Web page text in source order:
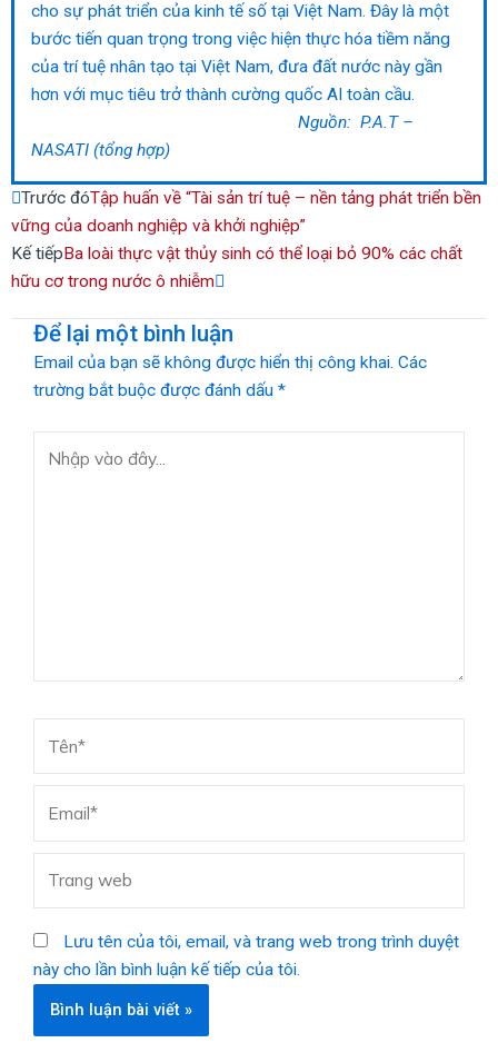
cho sự phát triển của kinh tế số tại Việt Nam. Đây là một
bước tiến quan trọng trong việc hiện thực hóa tiềm năng
của trí tuệ nhân tạo tại Việt Nam, đưa đất nước này gần
hơn với mục tiêu trở thành cường quốc AI toàn cầu.
Nguồn: P.A.T –
NASATI (tổng hợp)
Prev
Trước đóTập huấn về “Tài sản trí tuệ – nền tảng phát triển bền
vững của doanh nghiệp và khởi nghiệp”
Kế tiếpBa loài thực vật thủy sinh có thể loại bỏ 90% các chất
hữu cơ trong nước ô nhiễm
Next
Để lại một bình luận
Email của bạn sẽ không được hiển thị công khai. Các
trường bắt buộc được đánh dấu *
vào
web
Lưu tên của tôi, email, và trang web trong trình duyệt
này cho lần bình luận kế tiếp của tôi.